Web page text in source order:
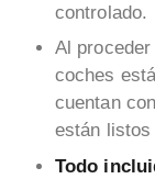
controlado.
Al
coches
cuentan
están
Todo